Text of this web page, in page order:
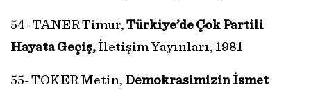
54- TANER Timur, Türkiye’de Çok Partili
Hayata Geçiş, İletişim Yayınları, 1981
55- TOKER Metin, Demokrasimizin İsmet